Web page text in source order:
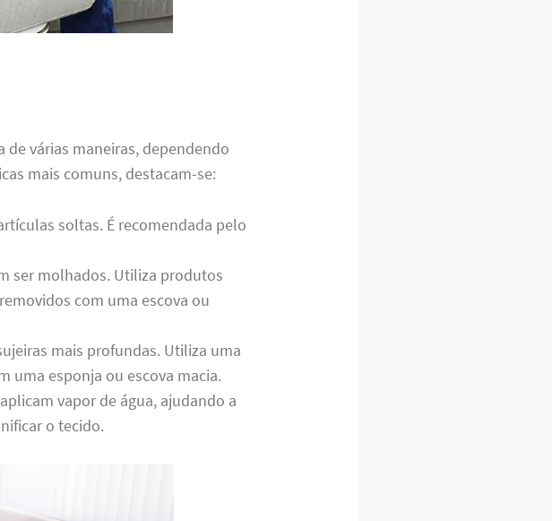
de várias maneiras, dependendo
mais comuns, destacam-se:
soltas. É recomendada pelo
ser molhados. Utiliza produtos
com uma escova ou
mais profundas. Utiliza uma
uma esponja ou escova macia.
vapor de água, ajudando a
o tecido.